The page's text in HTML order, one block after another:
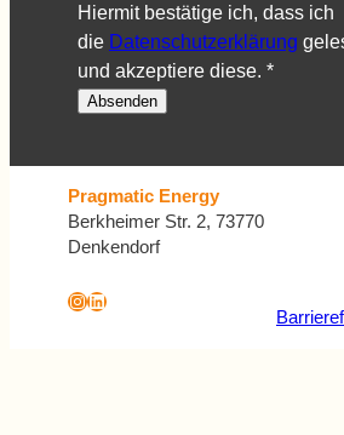
Hiermit bestätige ich, dass ich
die Datenschutzerklärung
und akzeptiere diese. *
Absenden
Pragmatic Energy
Berkheimer Str. 2, 73770
Denkendorf
Instagram
LinkedIn